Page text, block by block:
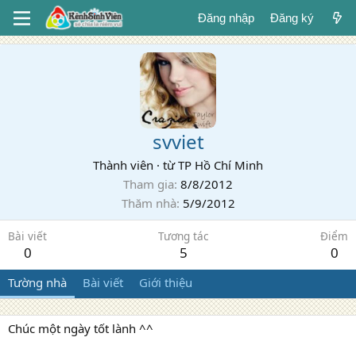
Đăng nhập Đăng ký
svviet
Thành viên · từTP Hồ Chí Minh
Tham gia 8/8/2012
Thăm nhà 5/9/2012
Bài viết
0
Tương tác
5
Điểm
0
Tường nhà Bài viết Giới thiệu
Chúc một ngày tốt lành ^^